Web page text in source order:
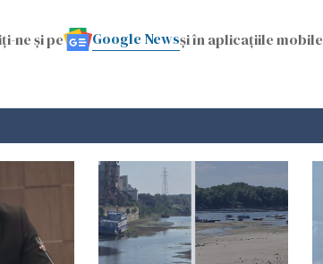
ne și pe Google Newsși în aplicațiile mobile